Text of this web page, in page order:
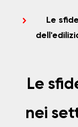
Le
Le
nei